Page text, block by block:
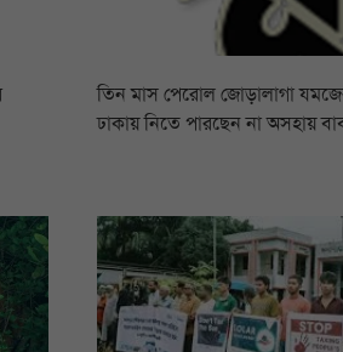
তিন মাস পেরোল জোড়ালাগা
ঢাকায় নিতে পারছেন না অসহায়